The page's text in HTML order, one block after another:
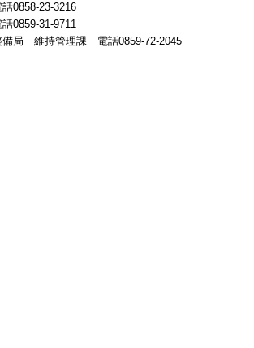
0858-23-3216
0859-31-9711
備局 維持管理課 電話0859-72-2045